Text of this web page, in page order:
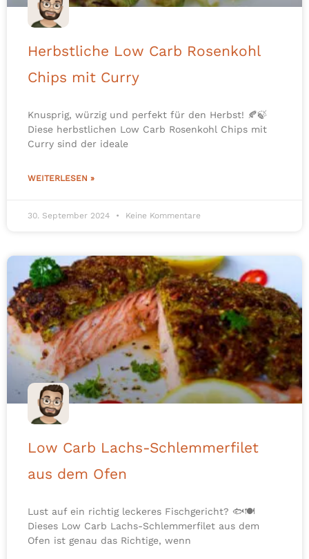
Herbstliche Low Carb Rosenkohl
Chips mit Curry
Knusprig, würzig und perfekt für den Herbst! 🍂🍃
Diese herbstlichen Low Carb Rosenkohl Chips mit
Curry sind der ideale
WEITERLESEN »
30. September 2024 Keine Kommentare
Low Carb Lachs-Schlemmerfilet
aus dem Ofen
Lust auf ein richtig leckeres Fischgericht? 🐟🍽️
Dieses Low Carb Lachs-Schlemmerfilet aus dem
Ofen ist genau das Richtige, wenn